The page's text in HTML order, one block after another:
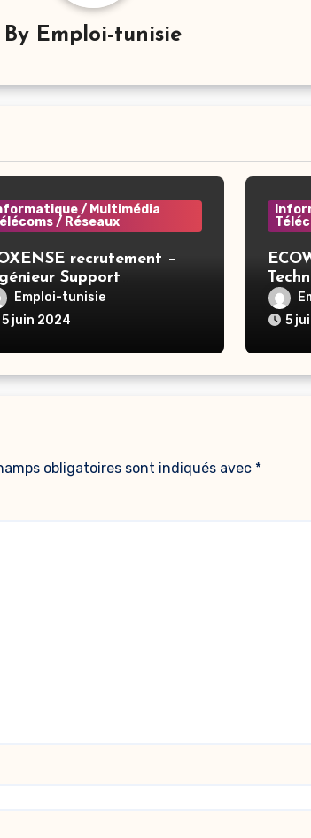
By Emploi-tunisie
/ Multimédia
/ Réseaux
recrutement –
Support
– Nabeul
Emploi-tunisie
5 juin 2024
Tunis
5
obligatoires sont indiqués avec *